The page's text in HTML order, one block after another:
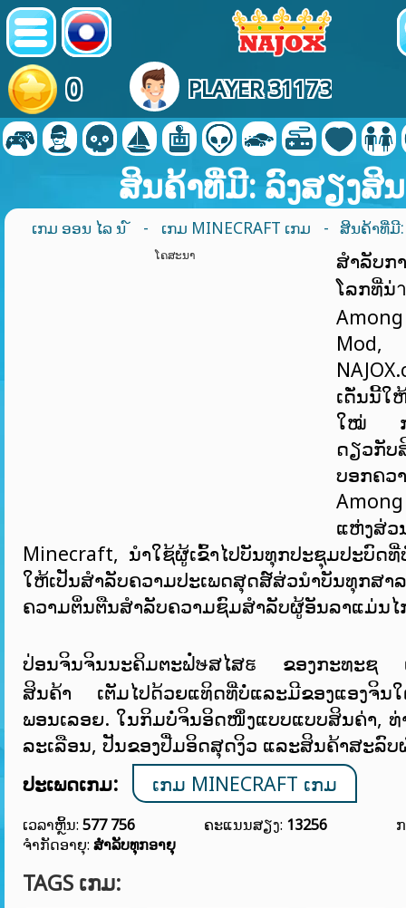
0 PLAYER 31173
ສິນຄ້າທີ່ມີ: ລົງສຽງສິ
ເກມ ອອນ ໄລ ນ ໌ - ເກມ MINECRAFT ເກມ - ສິນຄ້າທີ່ມີ:
ໂຄສະນາ
ສໍາລັບກ
ໂລກທີ່ນ່
Mod,
ເດັ່ນນີ້ໃ
ໃໝ່ ກ
ດຽວກັບ
ບອກຄ
ແຫ່ງສ່ວ
Minecraft, ນຳໃຊ້ຜູ້ເຂົ້າໄປບັນທຸກປະຊຸມປະບົດ
ໃຫ້ເປັນສໍາລັບຄວາມປະເພດສຸດສ໌ສ່ວນໍາບັນທຸກສາ
ຄວາມຕິ່ນຕືນສໍາລັບຄວາມຊົມສຳລັບຜູ້ອັນລາແມ່ນໄ
ປ່ອນຈິນຈິນນະຄິມຕະຟໍ່ຩສໄສຬ ຂອງກະທະຊ
ສິນຄ້າ ເຕັມໄປດ້ວຍແທິດທີ່ບໍ່ແລະມີຂອງແອງຈິນໃ
ພອນເລອຍ. ໃນກິມບໍ່ຈິນອິດໜຶ່ງແບບແບບສິນຄ່າ, ທ່
ລະເລືອນ, ປັນຂອງປື່ມອິດສຸດງິວ ແລະສິນຄ້າສະລົ
ປະເພດເກມ:
ເກມ MINECRAFT ເກມ
ເວລາຫຼິ້ນ: 577 756 ຄະແນນສຽງ: 13256
ຈຳກັດອາຍຸ: ສໍາລັບທຸກອາຍຸ
TAGS ເກມ: